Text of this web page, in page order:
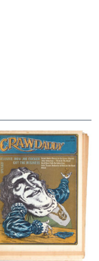
Crawdaddy – June/11/72